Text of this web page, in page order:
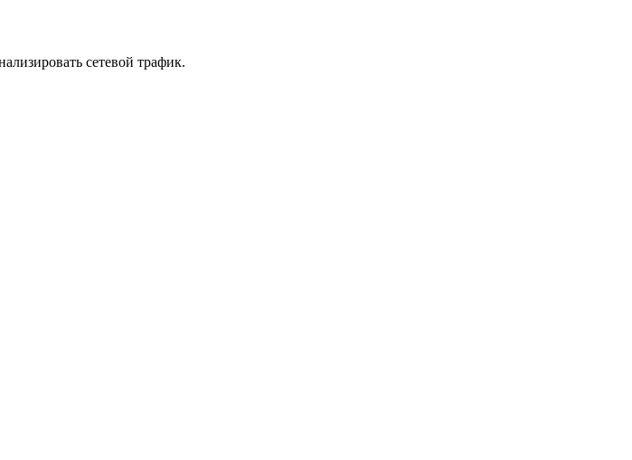
сетевой трафик.